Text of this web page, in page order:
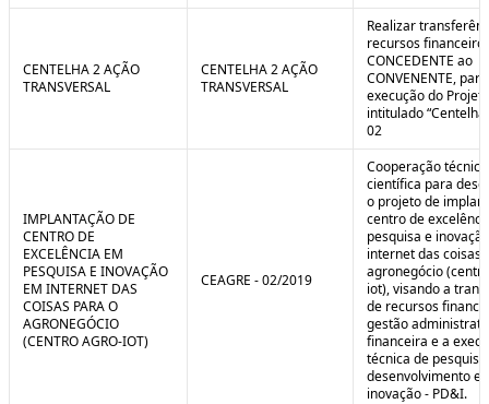
CENTELHA 2 AÇÃO
TRANSVERSAL
CENTELHA 2 AÇÃO
TRANSVERSAL
Realizar
recursos
CONCEDENTE ao
CONVENENTE,
execução do Projeto
intitulado
02
IMPLANTAÇÃO DE
CENTRO DE
EXCELÊNCIA EM
PESQUISA E INOVAÇÃO
EM INTERNET DAS
COISAS PARA O
AGRONEGÓCIO
(CENTRO AGRO-IOT)
CEAGRE - 02/2019
Cooperação
científica para
o projeto de
centro de
pesquisa e
internet das coisas
agronegócio
iot), visando a
de recursos
gestão
financeira e a
técnica de pesquisa,
desenvolvimento e
inovação - PD&I.